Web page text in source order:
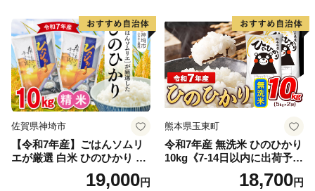
野町産 Elevation
佐賀県神埼市
【令和7年産】ごはんソムリ
エが厳選 白米 ひのひかり 10
米 10kg 5kg×2 ひのひかり ブ
19,000円
熊本県玉東町
令和7年産 無洗米 ひのひかり
10kg《7-14日以内に出荷予定
(土日祝除く)》コメ 米 無洗米
令和7年産 高レビュー｜人気
18,700円